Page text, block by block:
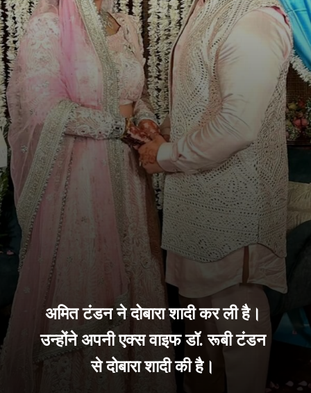
अमित टंडन ने दोबारा शादी कर ली है।
उन्होंने अपनी एक्स वाइफ डॉ. रूबी टंडन
से दोबारा शादी की है।